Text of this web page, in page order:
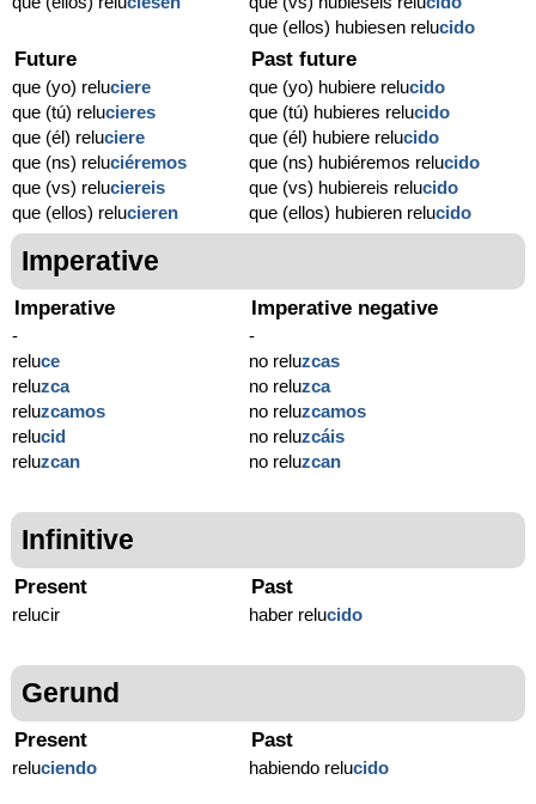
que (ellos) hubiesen relucido
Future
que (yo) reluciere
que (tú) relucieres
que (él) reluciere
que (ns) reluciéremos
que (vs) reluciereis
que (ellos) relucieren
Past future
que (yo) hubiere relucido
que (tú) hubieres relucido
que (él) hubiere relucido
que (ns) hubiéremos relucido
que (vs) hubiereis relucido
que (ellos) hubieren relucido
Imperative
Imperative
-
reluce
reluzca
reluzcamos
relucid
reluzcan
Imperative negative
-
no reluzcas
no reluzca
no reluzcamos
no reluzcáis
no reluzcan
Infinitive
Present
relucir
Past
haber relucido
Gerund
Present
reluciendo
Past
habiendo relucido